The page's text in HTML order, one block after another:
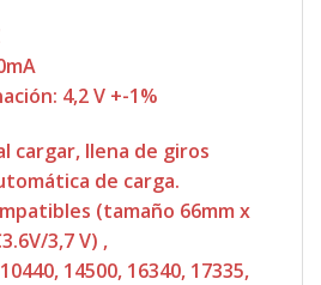
4,2 V +-1%
cargar, llena de giros
de carga.
(tamaño 66mm x
3,7 V) ,
14500, 16340, 17335,